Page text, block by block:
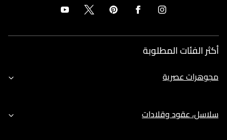
أكثر الفئات المطلوبة
مجوهرات عصرية
سلاسل، عقود وقلادات